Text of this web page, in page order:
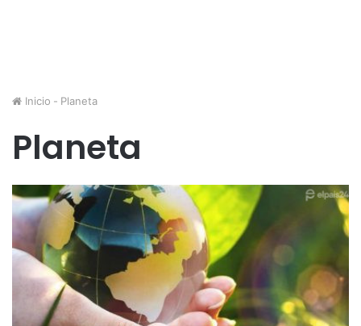
Inicio - Planeta
Planeta